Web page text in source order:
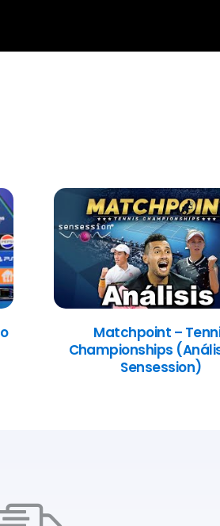
Matchpoint –
Championships
Sensession)